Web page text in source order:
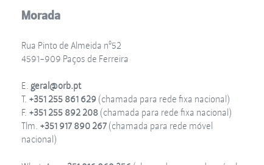
Morada
Rua Pinto de Almeida nº52
4591-909 Paços de Ferreira
E.geral@orb.pt
T. +351 255 861 629 (chamada para rede fixa nacional)
F. +351 255 892 208(chamada para rede fixa nacional)
Tlm. +351 917 890 267(chamada para rede móvel
nacional)